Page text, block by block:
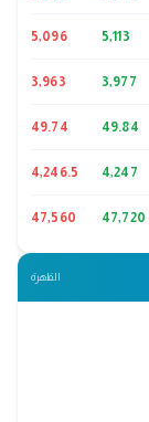
5,113
5,096
3,977
3,963
49.84
49.74
4,247
4,246.5
47,720
47,560
القاهرة